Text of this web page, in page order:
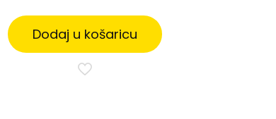
bila
17,12 €.
16,26 €.
Dodaj u košaricu